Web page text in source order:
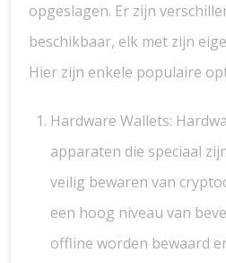
opgeslagen. Er zijn
beschikbaar, elk met zijn
Hier zijn enkele populaire
Hardware Wallets:
apparaten die speciaal
veilig bewaren van
een hoog niveau van
offline worden bewaard